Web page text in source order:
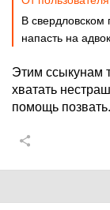
В свердловском
напасть на
Этим ссыкунам
хватать
помощь позвать.